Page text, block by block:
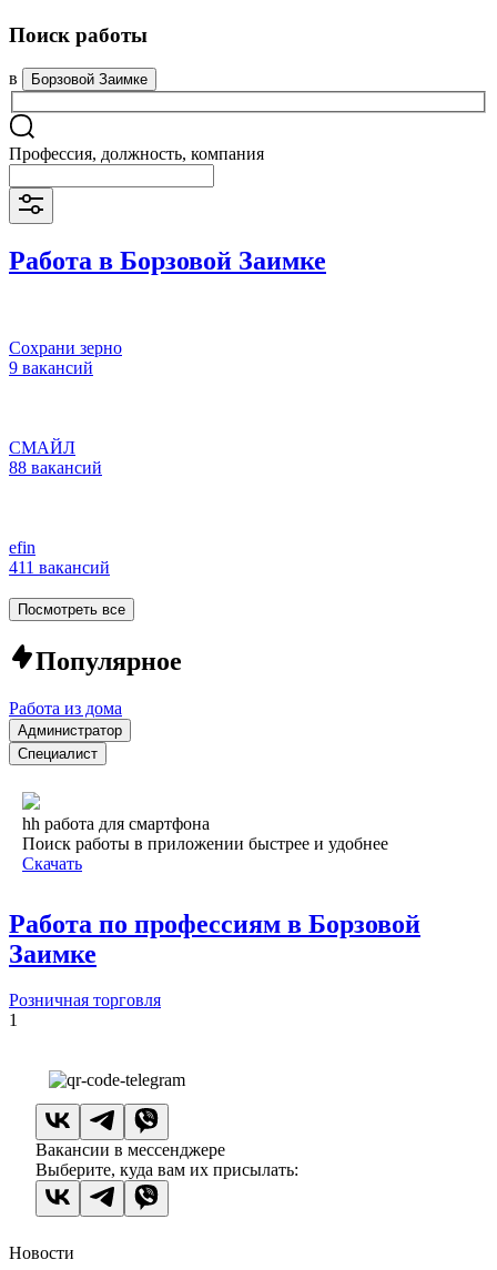
Поиск работы
в Борзовой Заимке
Профессия, должность, компания
Работа в Борзовой Заимке
Сохрани зерно
9 вакансий
СМАЙЛ
88 вакансий
efin
411 вакансий
Посмотреть все
Популярное
Работа из дома
Администратор
Специалист
hh работа для смартфона
Поиск работы в приложении быстрее и удобнее
Скачать
Работа по профессиям в Борзовой
Заимке
Розничная торговля
1
Вакансии в мессенджере
Выберите, куда вам их присылать:
Новости